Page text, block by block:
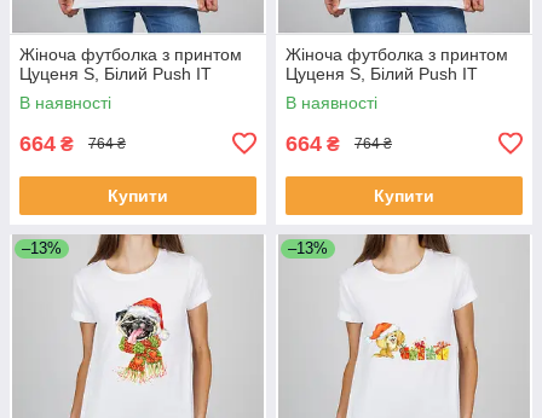
Жіноча футболка з принтом
Цуценя S, Білий Push IT
В наявності
664 ₴ 764 ₴
Купити
Жіноча футболка з принтом
Цуценя S, Білий Push IT
В наявності
664 ₴ 764 ₴
Купити
–13% –13%